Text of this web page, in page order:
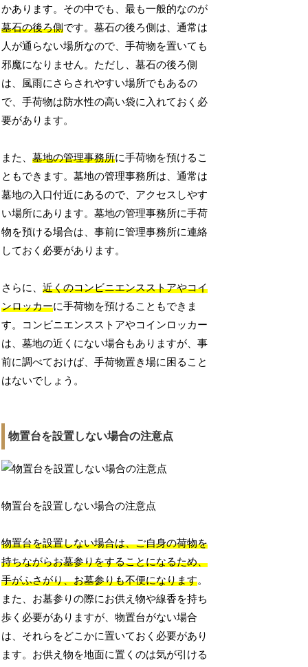
かあります。その中でも、最も一般的なのが
墓石の後ろ側です。墓石の後ろ側は、通常は
人が通らない場所なので、手荷物を置いても
邪魔になりません。ただし、墓石の後ろ側
は、風雨にさらされやすい場所でもあるの
で、手荷物は防水性の高い袋に入れておく必
要があります。
また、墓地の管理事務所に手荷物を預けるこ
ともできます。墓地の管理事務所は、通常は
墓地の入口付近にあるので、アクセスしやす
い場所にあります。墓地の管理事務所に手荷
物を預ける場合は、事前に管理事務所に連絡
しておく必要があります。
さらに、近くのコンビニエンスストアやコイ
ンロッカーに手荷物を預けることもできま
す。コンビニエンスストアやコインロッカー
は、墓地の近くにない場合もありますが、事
前に調べておけば、手荷物置き場に困ること
はないでしょう。
物置台を設置しない場合の注意点
物置台を設置しない場合の注意点
物置台を設置しない場合は、ご自身の荷物を
持ちながらお墓参りをすることになるため、
手がふさがり、お墓参りも不便になります。
また、お墓参りの際にお供え物や線香を持ち
歩く必要がありますが、物置台がない場合
は、それらをどこかに置いておく必要があり
ます。お供え物を地面に置くのは気が引ける